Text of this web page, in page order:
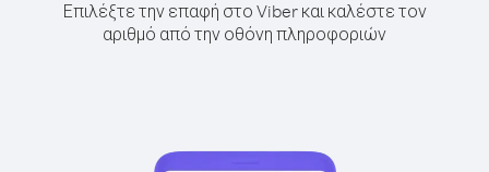
Επιλέξτε την επαφή στο Viber και καλέστε τον
αριθμό από την οθόνη πληροφοριών